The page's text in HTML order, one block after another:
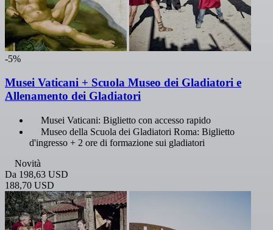
-5%
Musei Vaticani + Scuola Museo dei Gladiatori e
Allenamento dei Gladiatori
Musei Vaticani: Biglietto con accesso rapido
Museo della Scuola dei Gladiatori Roma: Biglietto
d'ingresso + 2 ore di formazione sui gladiatori
Novità
Da 198,63 USD
188,70 USD